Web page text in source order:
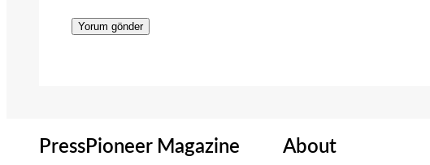
PressPioneer Magazine About